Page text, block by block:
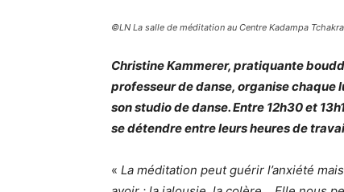
©LN La salle de méditation au Centre Kadampa
Christine Kammerer, pratiquante
professeur de danse, organise chaque
son studio de danse. Entre 12h30 et
se détendre entre leurs heures de
« La méditation peut guérir l’anxiété